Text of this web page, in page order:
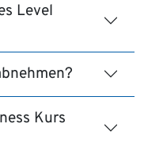
Level
Kurs